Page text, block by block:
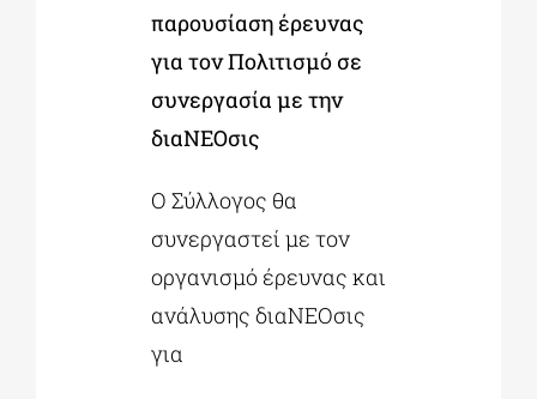
παρουσίαση έρευνας
για τον Πολιτισμό σε
συνεργασία με την
διαΝΕΟσις
Ο Σύλλογος θα
συνεργαστεί με τον
οργανισμό έρευνας και
ανάλυσης διαΝΕΟσις
για